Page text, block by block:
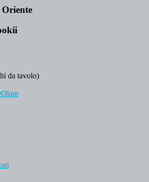
da tavolo)